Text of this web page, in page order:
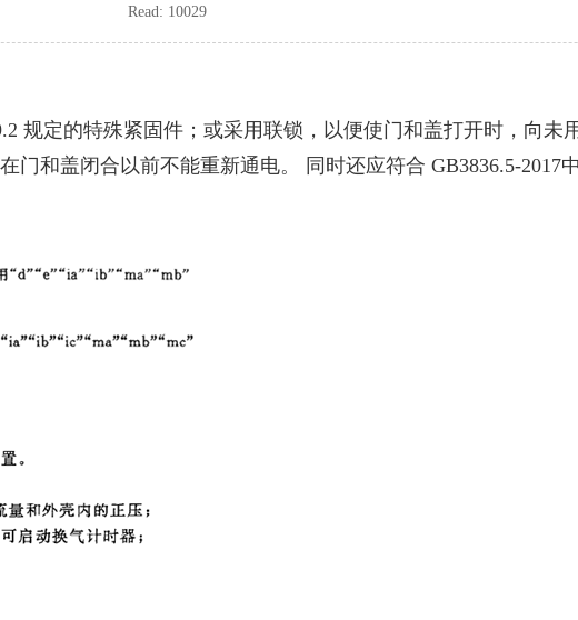
Read: 10029
规定的特殊紧固件；或采用联锁，以便使门和盖打开时，向未
和盖闭合以前不能重新通电。 同时还应符合 GB3836.5-2017中